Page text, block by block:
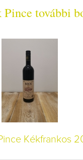
Pince további
Kékfrankos